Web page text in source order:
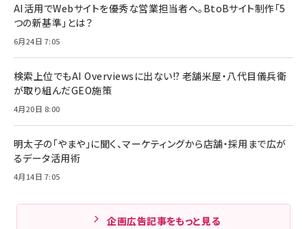
AI活用でWebサイトを優秀な営業担当者へ。BtoBサイト制作「5
つの新基準」とは？
6月24日 7:05
検索上位でもAI Overviewsに出ない!? 老舗米屋・八代目儀兵衛
が取り組んだGEO施策
4月20日 8:00
明太子の「やまや」に聞く、マーケティングから店舗・採用まで広が
るデータ活用術
4月14日 7:05
企画広告記事をもっと見る